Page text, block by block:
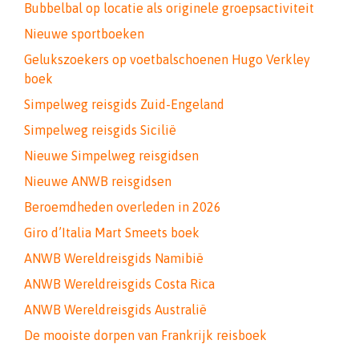
Bubbelbal op locatie als originele groepsactiviteit
Nieuwe sportboeken
Gelukszoekers op voetbalschoenen Hugo Verkley
boek
Simpelweg reisgids Zuid-Engeland
Simpelweg reisgids Sicilië
Nieuwe Simpelweg reisgidsen
Nieuwe ANWB reisgidsen
Beroemdheden overleden in 2026
Giro d’Italia Mart Smeets boek
ANWB Wereldreisgids Namibië
ANWB Wereldreisgids Costa Rica
ANWB Wereldreisgids Australië
De mooiste dorpen van Frankrijk reisboek